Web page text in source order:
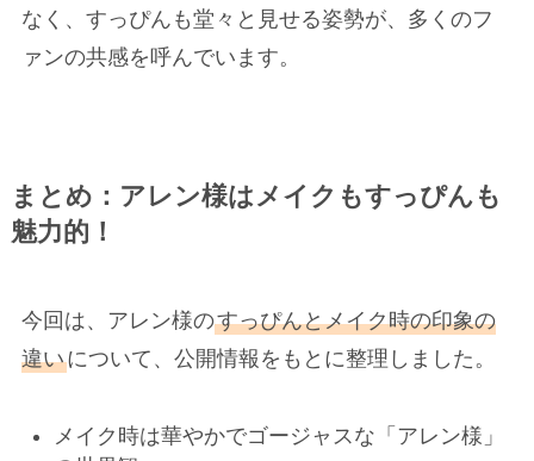
なく、すっぴんも堂々と見せる姿勢が、多くのフ
ァンの共感を呼んでいます。
まとめ：アレン様はメイクもすっぴんも
魅力的！
今回は、アレン様のすっぴんとメイク時の印象の
違いについて、公開情報をもとに整理しました。
メイク時は華やかでゴージャスな「アレン様」